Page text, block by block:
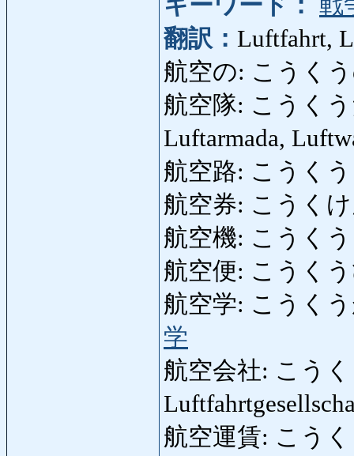
キーワード： 戦
翻訳： Luftfahrt,
航空の: こうく
航空隊: こうく
Luftarmada,
航空路: こうく
航空券: こうく
航空機: こうくう
航空便: こうく
航空学: こうくう
学
航空会社: こう
航空運賃: こう